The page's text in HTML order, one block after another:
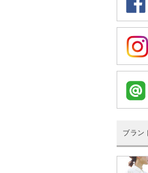
ブラン